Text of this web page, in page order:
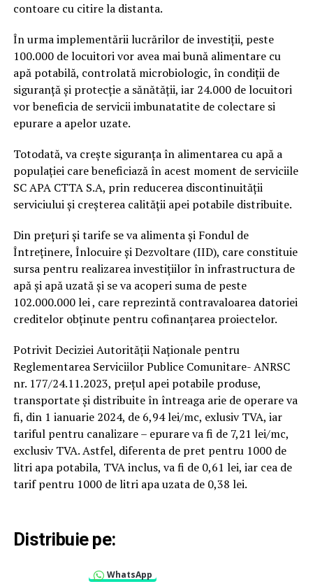
contoare cu citire la distanta.
În urma implementării lucrărilor de investiții, peste
100.000 de locuitori vor avea mai bună alimentare cu
apă potabilă, controlată microbiologic, în condiții de
siguranță și protecție a sănătății, iar 24.000 de locuitori
vor beneficia de servicii imbunatatite de colectare si
epurare a apelor uzate.
Totodată, va crește siguranța în alimentarea cu apă a
populației care beneficiază în acest moment de serviciile
SC APA CTTA S.A, prin reducerea discontinuității
serviciului și creșterea calității apei potabile distribuite.
Din prețuri și tarife se va alimenta și Fondul de
Întreținere, Înlocuire și Dezvoltare (IID), care constituie
sursa pentru realizarea investițiilor în infrastructura de
apă și apă uzată și se va acoperi suma de peste
102.000.000 lei , care reprezintă contravaloarea datoriei
creditelor obținute pentru cofinanțarea proiectelor.
Potrivit Deciziei Autorității Naționale pentru
Reglementarea Serviciilor Publice Comunitare- ANRSC
nr. 177/24.11.2023, prețul apei potabile produse,
transportate și distribuite în întreaga arie de operare va
fi, din 1 ianuarie 2024, de 6,94 lei/mc, exlusiv TVA, iar
tariful pentru canalizare – epurare va fi de 7,21 lei/mc,
exclusiv TVA. Astfel, diferenta de pret pentru 1000 de
litri apa potabila, TVA inclus, va fi de 0,61 lei, iar cea de
tarif pentru 1000 de litri apa uzata de 0,38 lei.
Distribuie pe:
WhatsApp